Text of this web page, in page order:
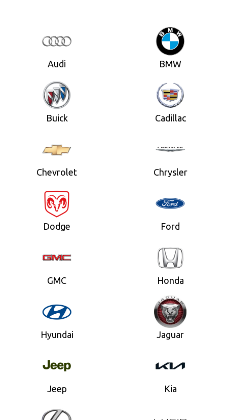
Audi BMW
Buick Cadillac
Chevrolet Chrysler
Dodge Ford
GMC Honda
Hyundai Jaguar
Jeep Kia